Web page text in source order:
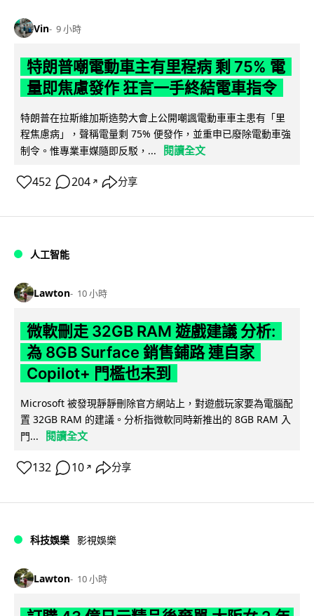
Vin 9 小時
特朗普嘲電動車主有里程病 剩 75% 電
量即焦慮發作 狂言一手終結電車指令
特朗普在拉斯維加斯造勢大會上公開嘲諷電動車車主患有「里
程焦慮病」，聲稱電量剩 75% 便發作，並重申已廢除電動車強
制令。惟專業車媒隨即反駁，...
閱讀全文
452 204 ↗ 分享
人工智能
Lawton 10 小時
微軟刪走 32GB RAM 遊戲建議 分析:
為 8GB Surface 銷售鋪路 連自家
Copilot+ 門檻也未到
Microsoft 被發現靜靜刪除官方網站上，對遊戲玩家要為電腦配
置 32GB RAM 的建議。分析指微軟同時新推出的 8GB RAM 入
門...
閱讀全文
132 10 ↗ 分享
科技娛樂 影視娛樂
Lawton 10 小時